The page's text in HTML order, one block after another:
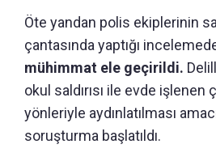
Öte yandan polis ekiplerinin
çantasında yaptığı
mühimmat ele geçirildi.
okul saldırısı ile evde
yönleriyle aydınlatılması
soruşturma başlatıldı.